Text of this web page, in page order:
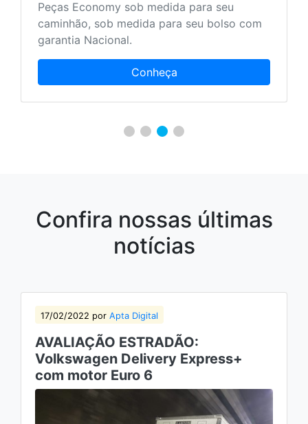
Peças Economy sob medida para seu
caminhão, sob medida para seu bolso com
garantia Nacional.
Conheça
Confira nossas últimas
notícias
17/02/2022 por Apta Digital
AVALIAÇÃO ESTRADÃO:
Volkswagen Delivery Express+
com motor Euro 6